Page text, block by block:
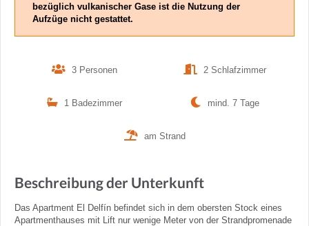
bezüglich vulkanischer Gase ist die Nutzung der
Aufzüge nicht gestattet.
3 Personen 2 Schlafzimmer
1 Badezimmer mind. 7 Tage
am Strand
Beschreibung der Unterkunft
Das Apartment El Delfín befindet sich in dem obersten Stock eines
Apartmenthauses mit Lift nur wenige Meter von der Strandpromenade